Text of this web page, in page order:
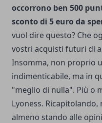
occorrono ben 500
sconto di 5 euro da
vuol dire questo? Che
vostri acquisti futuri di
Insomma, non proprio
indimenticabile, ma in
"meglio di nulla". Più o
Lyoness. Ricapitolando,
almeno stando alle